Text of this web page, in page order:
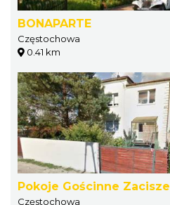
BONAPARTE
Częstochowa
0.41 km
Pokoje Gościnne Zacisze
Częstochowa